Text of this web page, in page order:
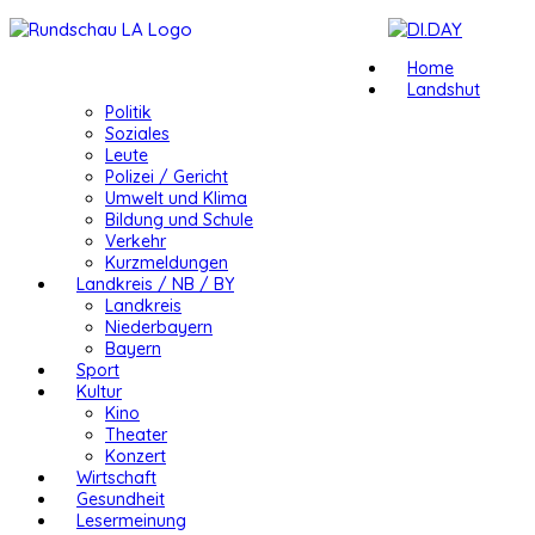
Home
Landshut
Politik
Soziales
Leute
Polizei / Gericht
Umwelt und Klima
Bildung und Schule
Verkehr
Kurzmeldungen
Landkreis / NB / BY
Landkreis
Niederbayern
Bayern
Sport
Kultur
Kino
Theater
Konzert
Wirtschaft
Gesundheit
Lesermeinung